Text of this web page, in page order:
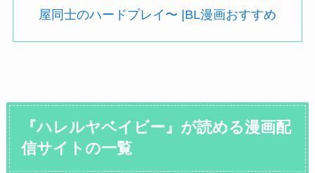
屋同士のハードプレイ〜 |BL漫画おすすめ
『ハレルヤベイビー』が読める漫画配
信サイトの一覧